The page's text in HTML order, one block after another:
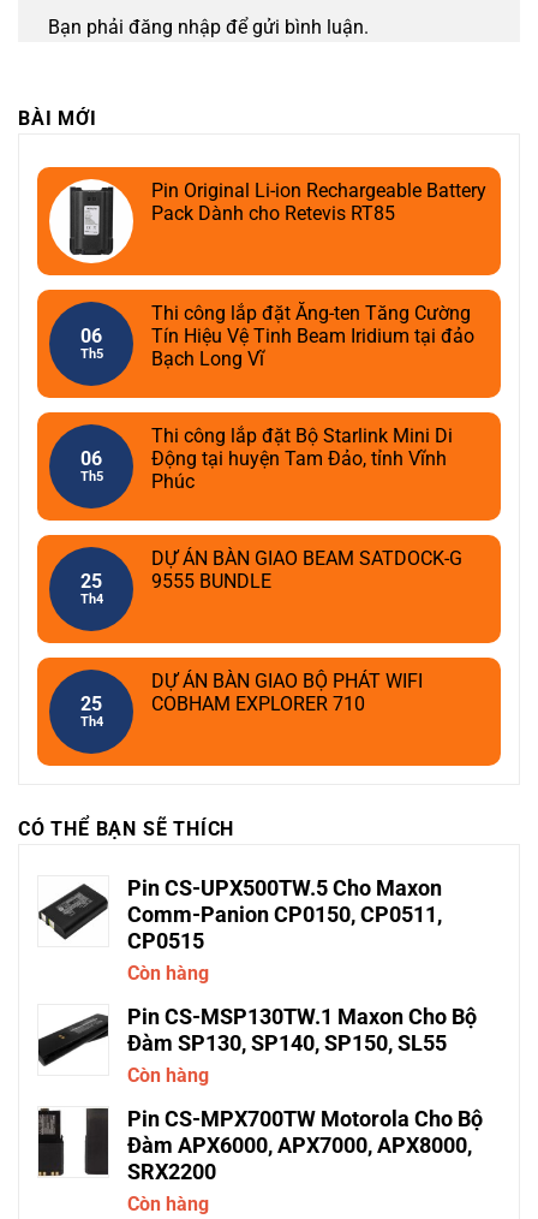
Bạn phải đăng nhập để gửi bình luận.
BÀI MỚI
Pin Original Li-ion Rechargeable Battery
Pack Dành cho Retevis RT85
06
Th5
Thi công lắp đặt Ăng-ten Tăng Cường
Tín Hiệu Vệ Tinh Beam Iridium tại đảo
Bạch Long Vĩ
06
Th5
Thi công lắp đặt Bộ Starlink Mini Di
Động tại huyện Tam Đảo, tỉnh Vĩnh
Phúc
25
Th4
DỰ ÁN BÀN GIAO BEAM SATDOCK-G
9555 BUNDLE
25
Th4
DỰ ÁN BÀN GIAO BỘ PHÁT WIFI
COBHAM EXPLORER 710
CÓ THỂ BẠN SẼ THÍCH
Pin CS-UPX500TW.5 Cho Maxon
Comm-Panion CP0150, CP0511,
CP0515
Còn hàng
Pin CS-MSP130TW.1 Maxon Cho Bộ
Đàm SP130, SP140, SP150, SL55
Còn hàng
Pin CS-MPX700TW Motorola Cho Bộ
Đàm APX6000, APX7000, APX8000,
SRX2200
Còn hàng